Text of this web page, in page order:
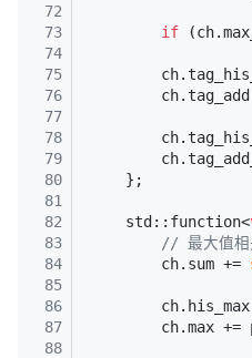
72
73
74
75
76
77
78
79
80
81
82
83
84
85
86
87
88
if
    };
    std::function<
// 最大值相
        ch.sum +=
ch.his_max
ch.max +=